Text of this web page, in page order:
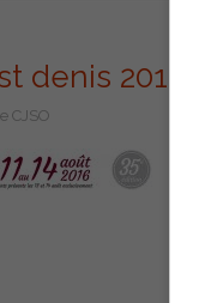
denis 2016
CJSO